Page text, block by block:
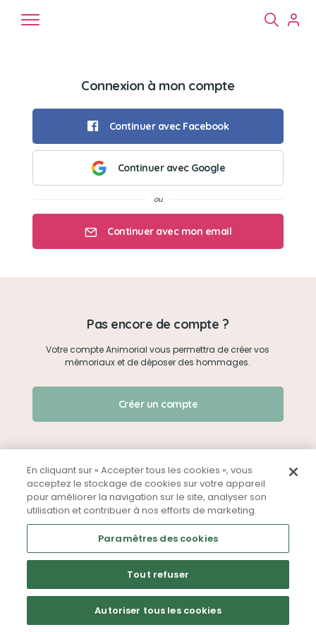
Chats
Créer un mémorial
Qui sommes-nous ?
Nous contacter
Partager sur Facebook
Connexion à mon compte
Continuer avec Facebook
Continuer avec Google
Continuer avec mon email
Je me connecte
Pas encore de compte ?
Votre compte Animorial vous permettra de créer vos
mémoriaux et de déposer des hommages.
Créer un compte
Mentions légales CGU Politique de confidentialité
En cliquant sur « Accepter tous les cookies », vous
acceptez le stockage de cookies sur votre appareil
pour améliorer la navigation sur le site, analyser son
utilisation et contribuer à nos efforts de marketing.
Paramètres des cookies
Tout refuser
Autoriser tous les cookies